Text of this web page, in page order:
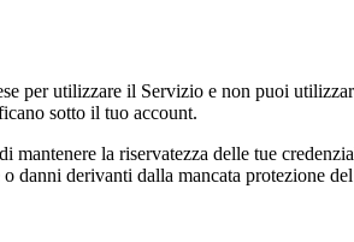
per utilizzare il Servizio e non puoi
sotto il tuo account.
la riservatezza delle tue
danni derivanti dalla mancata protezione